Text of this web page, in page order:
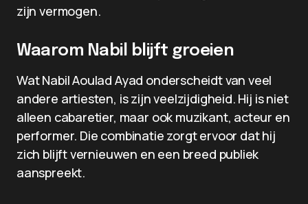
zijn vermogen.
Waarom Nabil blijft groeien
Wat Nabil Aoulad Ayad onderscheidt van veel
andere artiesten, is zijn veelzijdigheid. Hij is niet
alleen cabaretier, maar ook muzikant, acteur en
performer. Die combinatie zorgt ervoor dat hij
zich blijft vernieuwen en een breed publiek
aanspreekt.